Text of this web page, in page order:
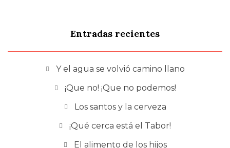
Entradas recientes
Y el agua se volvió camino llano
¡Que no! ¡Que no podemos!
Los santos y la cerveza
¡Qué cerca está el Tabor!
El alimento de los hijos